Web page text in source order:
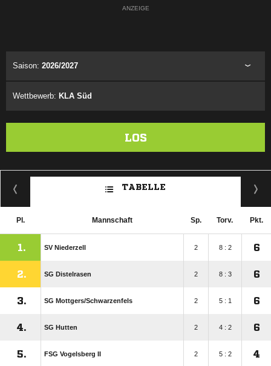
ANZEIGE
Saison: 2026/2027
Wettbewerb: KLA Süd
LOS
TABELLE
Pl. Mannschaft Sp. Torv. Pkt.
1. SV Niederzell 2 8 : 2 6
2. SG Distelrasen 2 8 : 3 6
3. SG Mottgers/​Schwarzenfels 2 5 : 1 6
4. SG Hutten 2 4 : 2 6
5. FSG Vogelsberg II 2 5 : 2 4